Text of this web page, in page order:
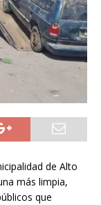
de Alto
más limpia,
que